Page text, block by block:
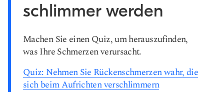
schlimmer werden
Machen Sie einen Quiz, um herauszufinden,
was Ihre Schmerzen verursacht.
Quiz: Nehmen Sie Rückenschmerzen wahr, die
sich beim Aufrichten verschlimmern